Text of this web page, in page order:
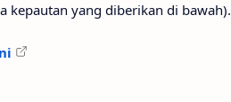
kepautan yang diberikan di bawah).